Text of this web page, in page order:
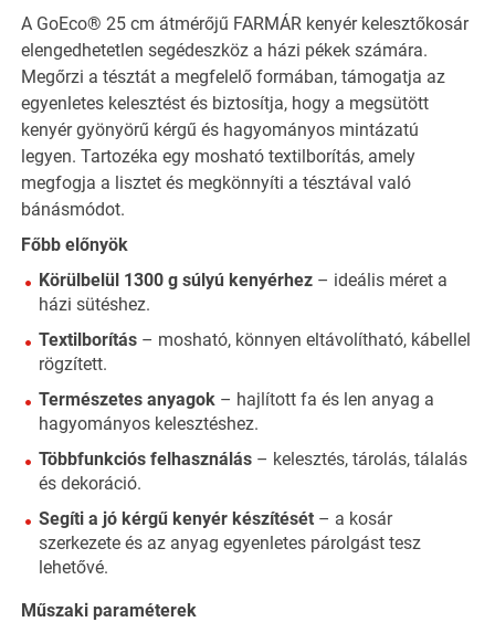
A GoEco® 25 cm átmérőjű FARMÁR kenyér kelesztőkosár
elengedhetetlen segédeszköz a házi pékek számára.
Megőrzi a tésztát a megfelelő formában, támogatja az
egyenletes kelesztést és biztosítja, hogy a megsütött
kenyér gyönyörű kérgű és hagyományos mintázatú
legyen. Tartozéka egy mosható textilborítás, amely
megfogja a lisztet és megkönnyíti a tésztával való
bánásmódot.
Főbb előnyök
Körülbelül 1300 g súlyú kenyérhez – ideális méret a
házi sütéshez.
Textilborítás – mosható, könnyen eltávolítható, kábellel
rögzített.
Természetes anyagok – hajlított fa és len anyag a
hagyományos kelesztéshez.
Többfunkciós felhasználás – kelesztés, tárolás, tálalás
és dekoráció.
Segíti a jó kérgű kenyér készítését – a kosár
szerkezete és az anyag egyenletes párolgást tesz
lehetővé.
Műszaki paraméterek